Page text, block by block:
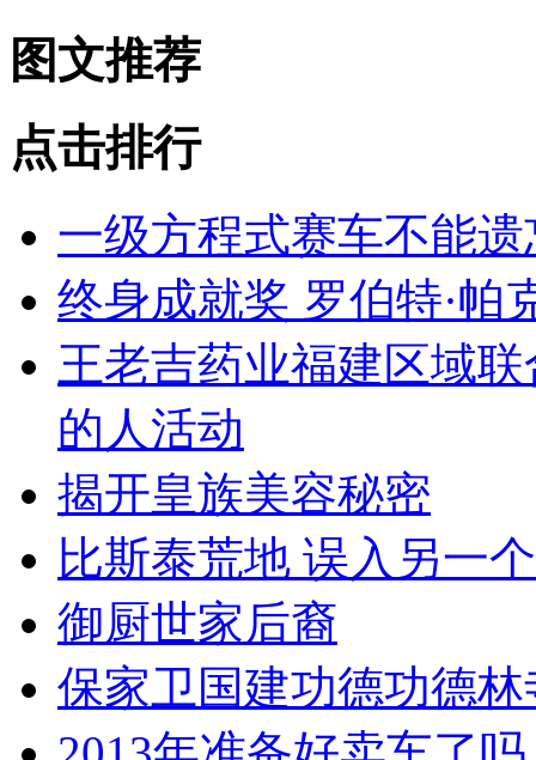
图文推荐
点击排行
一级方程式赛车不能
终身成就奖 罗伯特·帕
王老吉药业福建区域
的人活动
揭开皇族美容秘密
比斯泰荒地 误入另一
御厨世家后裔
保家卫国建功德功德林